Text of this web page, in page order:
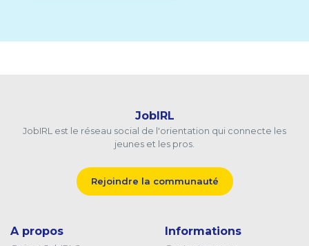
JobIRL
JobIRL est le réseau social de l'orientation qui connecte les
jeunes et les pros.
Rejoindre la communauté
A propos Informations